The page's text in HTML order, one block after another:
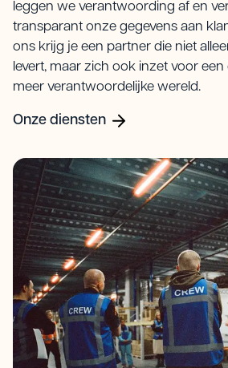
leggen we verantwoording af en
transparant onze gegevens aan
ons krijg je een partner die niet
levert, maar zich ook inzet voor
meer verantwoordelijke wereld.
Onze diensten